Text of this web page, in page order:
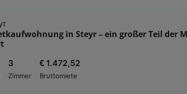
in Steyr – ein großer Teil der
3
Zimmer
€ 1.472,52
Bruttomiete